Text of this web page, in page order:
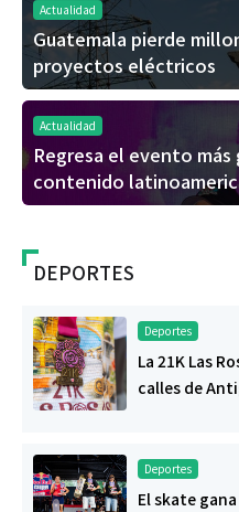
Actualidad
Guatemala pierde
proyectos eléctricos
Actualidad
Regresa el evento
contenido
DEPORTES
Deportes
La 21K Las
calles de
Deportes
El skate